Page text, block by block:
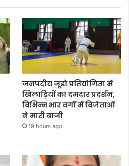
जनपदीय जूडो प्रतियोगिता में
खिलाड़ियों का दमदार प्रदर्शन,
विभिन्न भार वर्गों में विजेताओं
ने मारी बाजी
19 hours ago